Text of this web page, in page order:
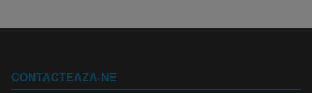
CONTACTEAZA-NE